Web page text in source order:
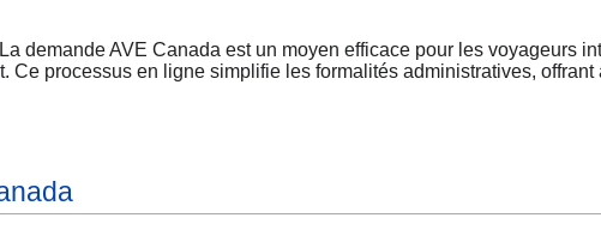
demande AVE Canada est un moyen efficace pour les voyageurs
Ce processus en ligne simplifie les formalités administratives,